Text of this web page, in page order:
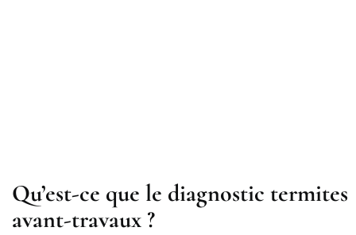
Qu’est-ce que le diagnostic termites
avant-travaux ?